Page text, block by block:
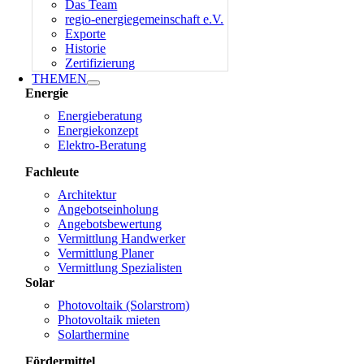
Das Team
regio-energiegemeinschaft e.V.
Exporte
Historie
Zertifizierung
THEMEN
Energie
Energieberatung
Energiekonzept
Elektro-Beratung
Fachleute
Architektur
Angebotseinholung
Angebotsbewertung
Vermittlung Handwerker
Vermittlung Planer
Vermittlung Spezialisten
Solar
Photovoltaik (Solarstrom)
Photovoltaik mieten
Solarthermine
Fördermittel